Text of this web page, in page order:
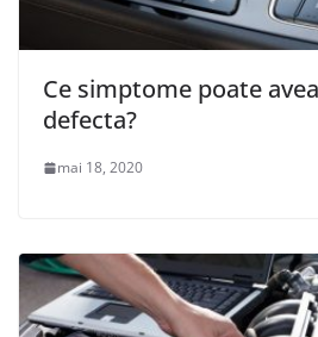
Ce simptome poate
defecta?
mai 18, 2020